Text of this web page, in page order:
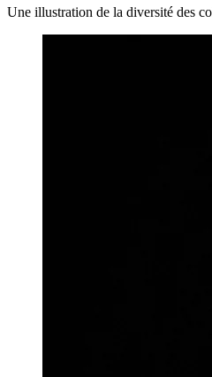
Une illustration de la diversité des